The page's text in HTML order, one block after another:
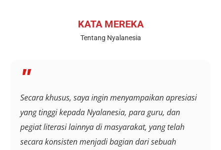
KATA MEREKA
Tentang Nyalanesia
"
Secara khusus, saya ingin menyampaikan apresiasi
yang tinggi kepada Nyalanesia, para guru, dan
pegiat literasi lainnya di masyarakat, yang telah
secara konsisten menjadi bagian dari sebuah